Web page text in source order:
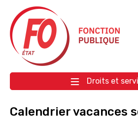
Aller à la navigation
Aller au contenu
Droits et
Calendrier vacances